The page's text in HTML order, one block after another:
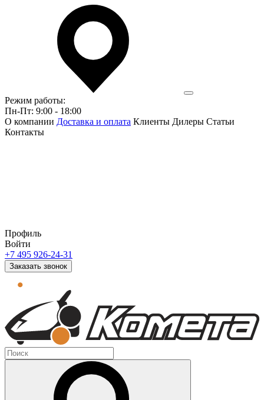
Режим работы:
Пн-Пт: 9:00 - 18:00
О компании Доставка и оплата Клиенты Дилеры Статьи
Контакты
Профиль
Войти
+7 495 926-24-31
Заказать звонок